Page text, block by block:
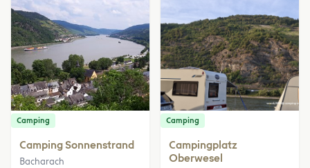
Camping
Camping Sonnenstrand
Bacharach
Camping
Campingplatz
Oberwesel